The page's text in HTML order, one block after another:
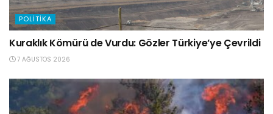
POLITIKA
Kuraklık Kömürü de Vurdu: Gözler Türkiye’ye Çevrildi
7 AĞUSTOS 2026